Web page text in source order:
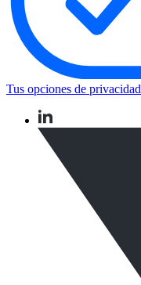
Tus opciones de privacidad